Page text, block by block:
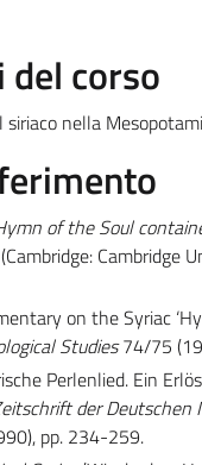
del corso
siriaco nella
of the Soul
Cambridge
on the Syriac
Studies74/75
Perlenlied. Ein
der Deutschen
pp. 234-259.